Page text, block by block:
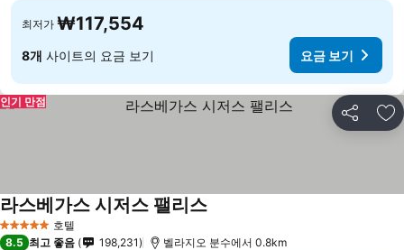
최저가 ₩117,554
8개 사이트의 요금 보기 요금 보기
공유 즐
인기 만점
5 성급 호텔
라스베가스 시저스 팰리스요금 보기
8.5 최고 좋음 198,231 벨라지오 분수에서 0.8km